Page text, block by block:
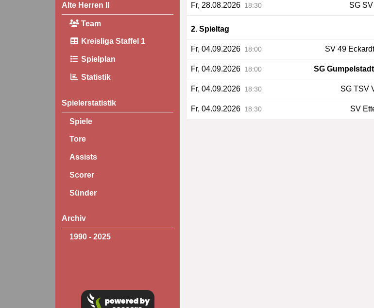
Alte Herren II
Team
Kreisliga Staffel 1
Spielplan
Statistik
Spielerstatistik
Spiele
Tore
Assists
Scorer
Sünder
Archiv
1990 - 2025
Fr, 28.08.2026 18:30 SG
2. Spieltag
Fr, 04.09.2026 18:00 SV 49
Fr, 04.09.2026 18:00 SG
Fr, 04.09.2026 18:30 SG TSV
Fr, 04.09.2026 18:30 SV